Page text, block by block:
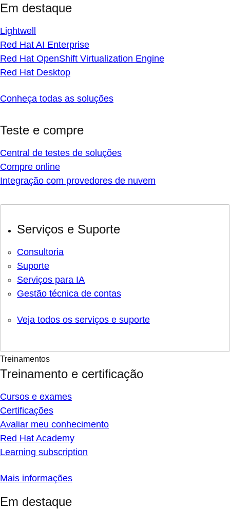
Em destaque
Lightwell
Red Hat AI Enterprise
Red Hat OpenShift Virtualization Engine
Red Hat Desktop
Conheça todas as soluções
Teste e compre
Central de testes de soluções
Compre online
Integração com provedores de nuvem
Serviços e Suporte
Consultoria
Suporte
Serviços para IA
Gestão técnica de contas
Veja todos os serviços e suporte
Treinamentos
Treinamento e certificação
Cursos e exames
Certificações
Avaliar meu conhecimento
Red Hat Academy
Learning subscription
Mais informações
Em destaque